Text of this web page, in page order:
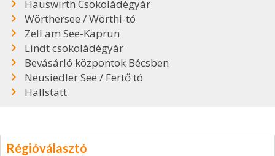
Hauswirth Csokoládégyár
Wörthersee / Wörthi-tó
Zell am See-Kaprun
Lindt csokoládégyár
Bevásárló központok Bécsben
Neusiedler See / Fertő tó
Hallstatt
Régióválasztó